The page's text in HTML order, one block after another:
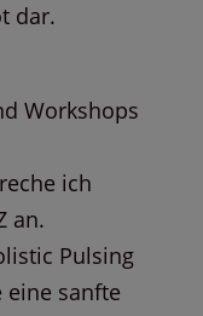
dar.
Workshops
ich
an.
Pulsing
eine sanfte